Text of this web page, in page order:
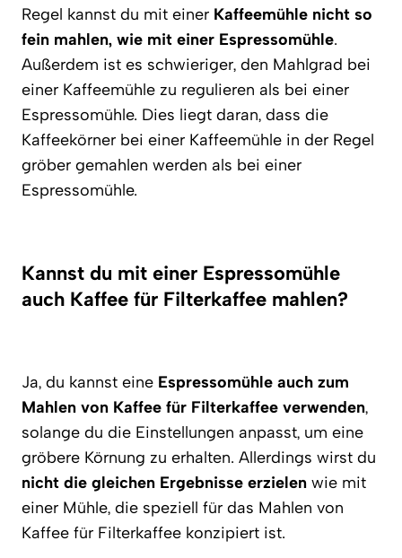
Regel kannst du mit einer Kaffeemühle nicht so
fein mahlen, wie mit einer Espressomühle.
Außerdem ist es schwieriger, den Mahlgrad bei
einer Kaffeemühle zu regulieren als bei einer
Espressomühle. Dies liegt daran, dass die
Kaffeekörner bei einer Kaffeemühle in der Regel
gröber gemahlen werden als bei einer
Espressomühle.
Kannst du mit einer Espressomühle
auch Kaffee für Filterkaffee mahlen?
Ja, du kannst eine Espressomühle auch zum
Mahlen von Kaffee für Filterkaffee verwenden,
solange du die Einstellungen anpasst, um eine
gröbere Körnung zu erhalten. Allerdings wirst du
nicht die gleichen Ergebnisse erzielen wie mit
einer Mühle, die speziell für das Mahlen von
Kaffee für Filterkaffee konzipiert ist.